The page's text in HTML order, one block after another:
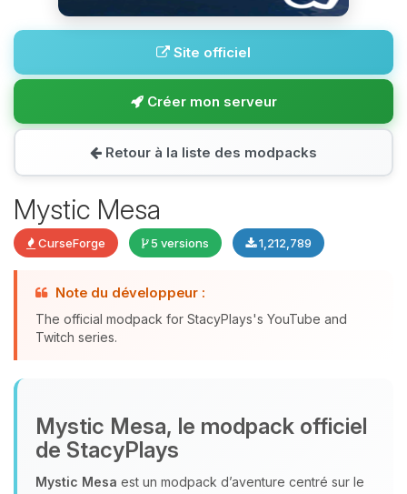
Site officiel
Créer mon serveur
Retour à la liste des modpacks
Mystic Mesa
CurseForge 5 versions 1,212,789
Note du développeur :
The official modpack for StacyPlays's YouTube and
Twitch series.
Mystic Mesa, le modpack officiel
de StacyPlays
Mystic Mesa est un modpack d’aventure centré sur le
Youpi, enfin quelqu’un pour me
parler ! Moi c’est Choupy, ton petit
08/08/2026 à 17:08